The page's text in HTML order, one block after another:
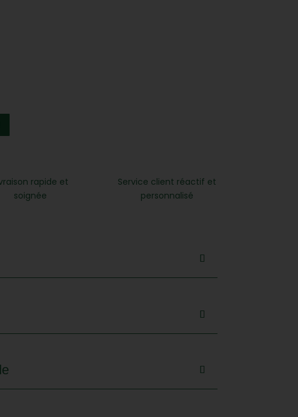
rapide et
soignée
Service client réactif et
personnalisé